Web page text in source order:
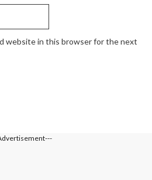
website in this browser for the next